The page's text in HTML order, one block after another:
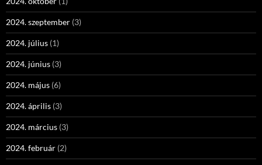
2024. szeptember (3)
2024. július (1)
2024. június (3)
2024. május (6)
2024. április (3)
2024. március (3)
2024. február (2)